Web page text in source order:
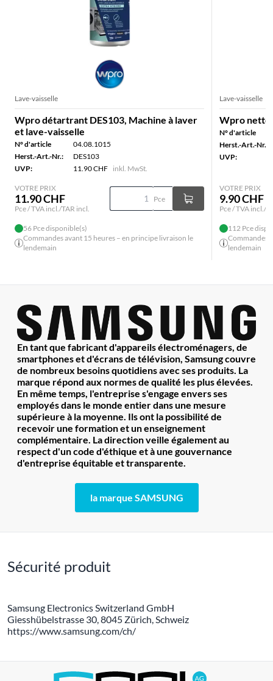
Lave-vaisselle
Wpro détartrant DES103, Machine à laver
et lave-vaisselle
N° d'article
04.08.1015
Herst.-Art.-Nr.:
DES103
UVP:
11.90 CHF inkl. MwSt.
VOTRE PRIX
11.90 CHF
Pce / TVA incl./TAR incl.
Pce
56 Pce disponible(s)
Commandes avant 15 heures – en principe livraison le
lendemain
Lave-vaisselle
Wpro
N° d'article
Herst.-Art.-Nr.:
UVP:
VOTRE PRIX
9.90 CHF
Pce / TVA incl./
112 Pce
Commandes
lendemain
En tant que fabricant d'appareils électroménagers, de
smartphones et d'écrans de télévision, Samsung couvre
de nombreux besoins quotidiens avec ses produits. La
marque répond aux normes de qualité les plus élevées.
En même temps, l'entreprise s'engage envers ses
employés dans le monde entier dans une mesure
supérieure à la moyenne. Ils ont la possibilité de
recevoir une formation et un enseignement
complémentaire. La direction veille également au
respect d'un code d'éthique et à une gouvernance
d'entreprise équitable et transparente.
la marque SAMSUNG
Sécurité produit
Samsung Electronics Switzerland GmbH
Giesshübelstrasse 30, 8045 Zürich, Schweiz
https://www.samsung.com/ch/